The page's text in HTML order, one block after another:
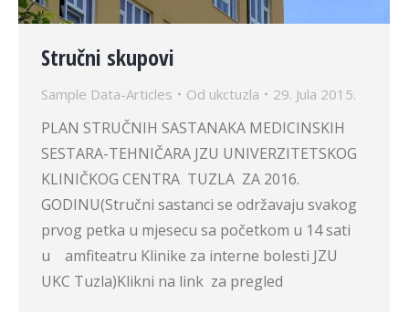
Stručni skupovi
Sample Data-Articles Od ukctuzla 29. Jula 2015.
PLAN STRUČNIH SASTANAKA MEDICINSKIH
SESTARA-TEHNIČARA JZU UNIVERZITETSKOG
KLINIČKOG CENTRA TUZLA ZA 2016.
GODINU(Stručni sastanci se održavaju svakog
prvog petka u mjesecu sa početkom u 14 sati
u amfiteatru Klinike za interne bolesti JZU
UKC Tuzla)Klikni na link za pregled